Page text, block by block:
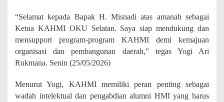
s
a
s
i
L
e
b
h
P
“Selamat kepada Bapak H. Misnadi atas amanah sebagai
Ketua KAHMI OKU Selatan. Saya siap mendukung dan
mensupport program-program KAHMI demi kemajuan
organisasi dan pembangunan daerah,” tegas Yogi Ari
Rukmana. Senin (25/05/2026)
Menurut Yogi, KAHMI memiliki peran penting sebagai
wadah intelektual dan pengabdian alumni HMI yang harus